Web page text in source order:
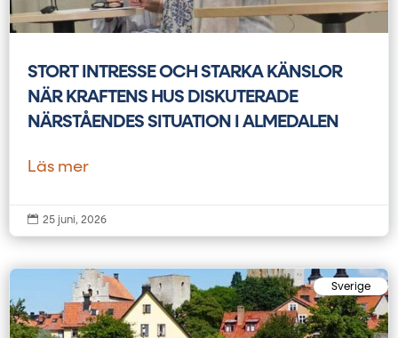
STORT INTRESSE OCH STARKA KÄNSLOR
NÄR KRAFTENS HUS DISKUTERADE
NÄRSTÅENDES SITUATION I ALMEDALEN
Läs mer
 25 juni, 2026
Sverige